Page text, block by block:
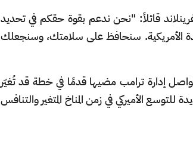
قائلاً: "نحن ندعم بقوة حقكم في تحديد
الأمريكية. سنحافظ على سلامتك، وسنجعلك
إدارة ترامب مضيها قدمًا في خطة قد تُغيّر
الأميركي في زمن المناخ المتغير والتنافس